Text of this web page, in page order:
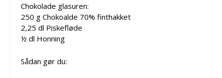
Chokolade glasuren:
250 g Chokoalde 70% finthakket
2,25 dl Piskefløde
½ dl Honning
Sådan gør du: